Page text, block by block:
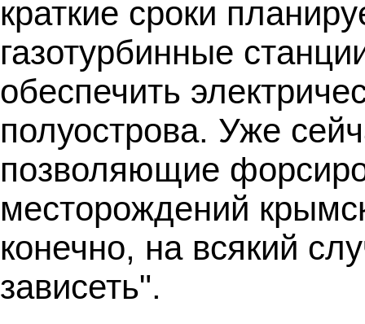
краткие сроки
газотурбинные
обеспечить
полуострова. Уже
позволяющие
месторождений
конечно, на всякий
зависеть".